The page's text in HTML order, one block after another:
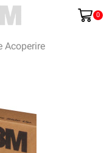
0
Acoperire